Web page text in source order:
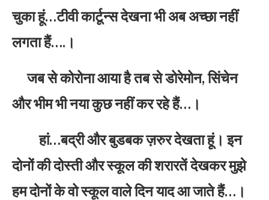
चुका हूं…टीवी कार्टून्स देखना भी अब अच्छा नहीं
लगता हैं….।
जब से कोरोना आया है तब से डोरेमोन, सिंचेन
और भीम भी नया कुछ नहीं कर रहे हैं…।
हां…बद्री और बुडबक ज़रुर देखता हूं। इन
दोनों की दोस्ती और स्कूल की शरारतें देखकर मुझे
हम दोनों के वो स्कूल वाले दिन याद आ जाते हैं…।